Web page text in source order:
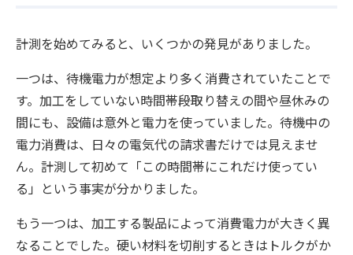
計測を始めてみると、いくつかの発見がありました。
一つは、待機電力が想定より多く消費されていたことで
す。加工をしていない時間帯――段取り替えの間や昼休みの
間にも、設備は意外と電力を使っていました。待機中の
電力消費は、日々の電気代の請求書だけでは見えませ
ん。計測して初めて「この時間帯にこれだけ使ってい
る」という事実が分かりました。
もう一つは、加工する製品によって消費電力が大きく異
なることでした。硬い材料を切削するときはトルクがか